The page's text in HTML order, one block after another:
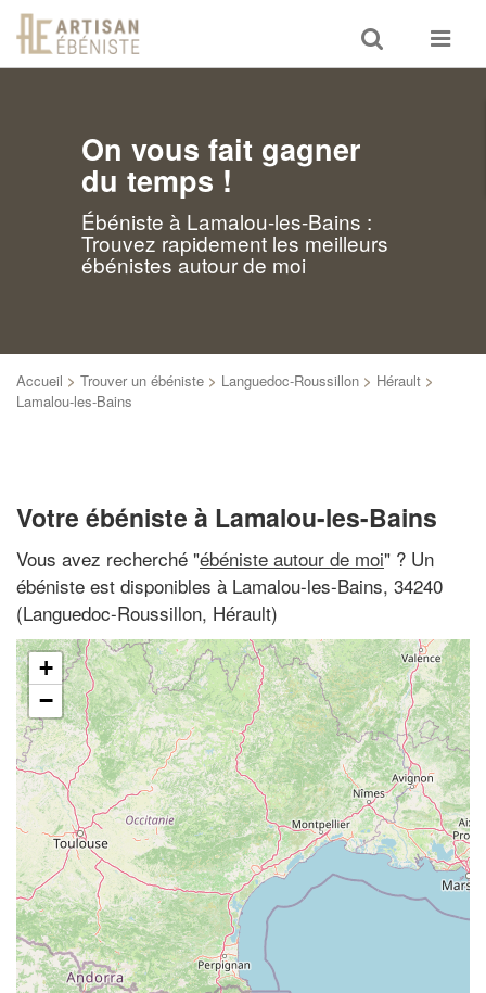
Toggle
search
Toggle
On vous fait gagner
du temps !
Ébéniste à Lamalou-les-Bains :
Trouvez rapidement les meilleurs
ébénistes autour de moi
Accueil > Trouver un ébéniste > Languedoc-Roussillon > Hérault >
Lamalou-les-Bains
Votre ébéniste à Lamalou-les-Bains
Vous avez recherché "ébéniste autour de moi" ? Un
ébéniste est disponibles à Lamalou-les-Bains, 34240
(Languedoc-Roussillon, Hérault)
+
−